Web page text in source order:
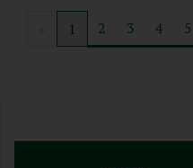
1 2 3 4 5